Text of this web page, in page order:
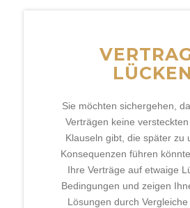
Günter Birkler – Der
Sie möchten sichergehen,
Verträgen keine
Klauseln gibt, die später zu
Konsequenzen führen
Ihre Verträge auf etwaige
Bedingungen und zeigen
Lösungen durch